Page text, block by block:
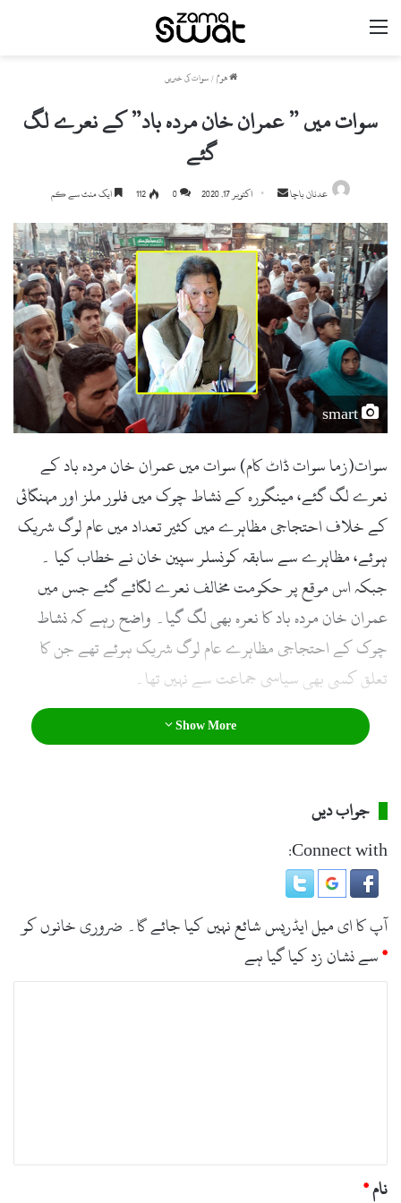
مینو
ھوم / سوات کی خبریں
سوات میں ” عمران خان مردہ باد” کے نعرے لگ
گئے
عدنان باچا
Send
email
اکتوبر 17, 2020 0
112 ایک منٹ سے کم
smart
سوات(زما سوات ڈاٹ کام) سوات میں عمران خان مردہ باد کے
نعرے لگ گئے، مینگورہ کے نشاط چوک میں فلور ملز اور مہنگائی
کے خلاف احتجاجی مظاہرے میں کثیر تعداد میں عام لوگ شریک
ہوئے، مظاہرے سے سابقہ کونسلر سپین خان نے خطاب کیا ۔
جبکہ اس موقع پر حکومت مخالف نعرے لگائے گئے جس میں
عمران خان مردہ باد کا نعرہ بھی لگ گیا۔ واضح رہے کہ نشاط
چوک کے احتجاجی مظاہرے عام لوگ شریک ہوئے تھے جن کا
تعلق کسی بھی سیاسی جماعت سے نہیں تھا۔
Show More
جواب دیں
Connect with:
آپ کا ای میل ایڈریس شائع نہیں کیا جائے گا۔ ضروری خانوں کو
*سے نشان زد کیا گیا ہے
نام*